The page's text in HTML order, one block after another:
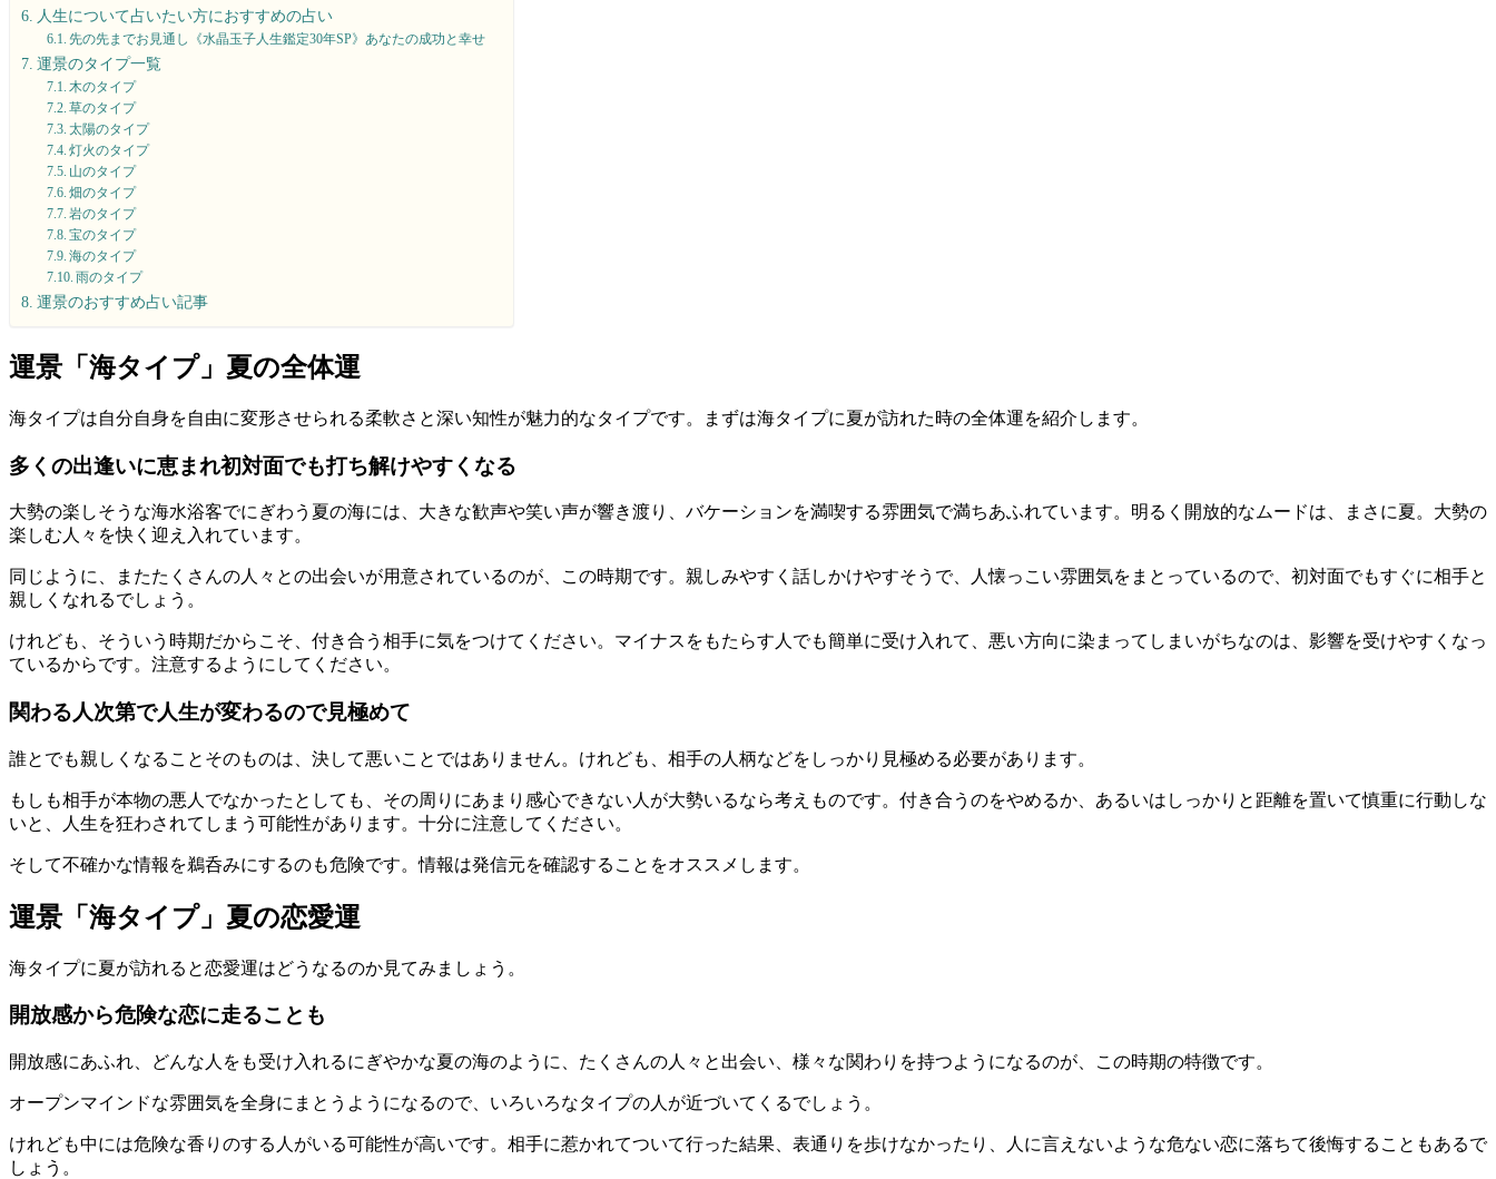
人生について占いたい方におすすめの占い
先の先までお見通し《水晶玉子人生鑑定30年SP》あなたの成功と幸せ
運景のタイプ一覧
木のタイプ
草のタイプ
太陽のタイプ
灯火のタイプ
山のタイプ
畑のタイプ
岩のタイプ
宝のタイプ
海のタイプ
雨のタイプ
運景のおすすめ占い記事
運景「海タイプ」夏の全体運
海タイプは自分自身を自由に変形させられる柔軟さと深い知性が魅力的なタイプです。まずは海タイプに夏が訪れた時の全体運を紹介します。
多くの出逢いに恵まれ初対面でも打ち解けやすくなる
大勢の楽しそうな海水浴客でにぎわう夏の海には、大きな歓声や笑い声が響き渡り、バケーションを満喫する雰囲気で満ちあふれています。明るく開放的なムードは、まさに夏。大勢の
楽しむ人々を快く迎え入れています。
同じように、またたくさんの人々との出会いが用意されているのが、この時期です。親しみやすく話しかけやすそうで、人懐っこい雰囲気をまとっているので、初対面でもすぐに相手と
親しくなれるでしょう。
けれども、そういう時期だからこそ、付き合う相手に気をつけてください。マイナスをもたらす人でも簡単に受け入れて、悪い方向に染まってしまいがちなのは、影響を受けやすくなっ
ているからです。注意するようにしてください。
関わる人次第で人生が変わるので見極めて
誰とでも親しくなることそのものは、決して悪いことではありません。けれども、相手の人柄などをしっかり見極める必要があります。
もしも相手が本物の悪人でなかったとしても、その周りにあまり感心できない人が大勢いるなら考えものです。付き合うのをやめるか、あるいはしっかりと距離を置いて慎重に行動しな
いと、人生を狂わされてしまう可能性があります。十分に注意してください。
そして不確かな情報を鵜呑みにするのも危険です。情報は発信元を確認することをオススメします。
運景「海タイプ」夏の恋愛運
海タイプに夏が訪れると恋愛運はどうなるのか見てみましょう。
開放感から危険な恋に走ることも
開放感にあふれ、どんな人をも受け入れるにぎやかな夏の海のように、たくさんの人々と出会い、様々な関わりを持つようになるのが、この時期の特徴です。
オープンマインドな雰囲気を全身にまとうようになるので、いろいろなタイプの人が近づいてくるでしょう。
けれども中には危険な香りのする人がいる可能性が高いです。相手に惹かれてついて行った結果、表通りを歩けなかったり、人に言えないような危ない恋に落ちて後悔することもあるで
しょう。